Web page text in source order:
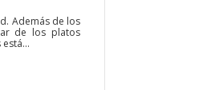
Además de los
de los platos